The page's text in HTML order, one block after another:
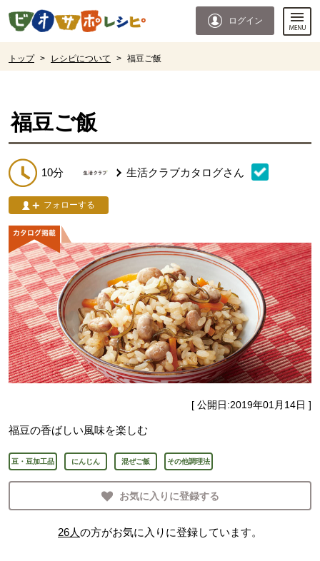
ページの先頭です。
ログイン
トップ > レシピについて > 福豆ご飯
福豆ご飯
10分 生活クラブカタログさん
フォローする
[ 公開日:2019年01月14日 ]
福豆の香ばしい風味を楽しむ
豆・豆加工品 にんじん 混ぜご飯 その他調理法
お気に入りに登録する
26人の方がお気に入りに登録しています。